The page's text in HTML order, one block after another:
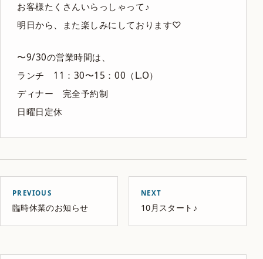
お客様たくさんいらっしゃって♪
明日から、また楽しみにしております♡
〜9/30の営業時間は、
ランチ 11：30〜15：00（L.O）
ディナー 完全予約制
日曜日定休
PREVIOUS
臨時休業のお知らせ
NEXT
10月スタート♪